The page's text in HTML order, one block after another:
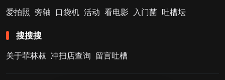
爱拍照 旁轴 口袋机 活动 看电影 入门菌 吐槽坛
搜搜搜
关于菲林叔 冲扫店查询 留言吐槽